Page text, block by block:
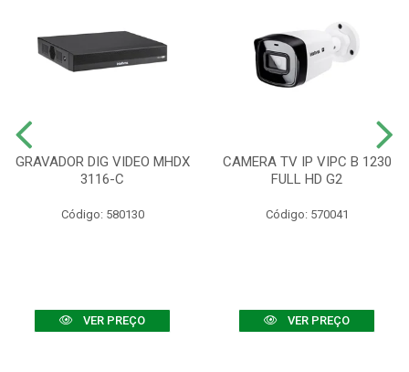
GRAVADOR DIG VIDEO MHDX
3116-C
Código: 580130
VER PREÇO
CAMERA TV IP VIPC B 1230
FULL HD G2
Código: 570041
VER PREÇO